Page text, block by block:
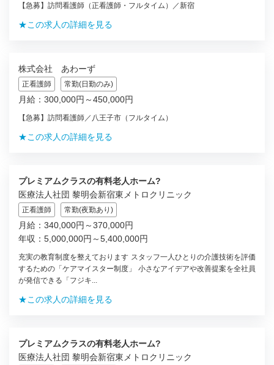
【急募】訪問看護師（正看護師・フルタイム）／新宿
★この求人の詳細を見る
株式会社 あわーず
正看護師 常勤(日勤のみ)
月給：300,000円～450,000円
【急募】訪問看護師／八王子市（フルタイム）
★この求人の詳細を見る
プレミアムクラスの有料老人ホーム?
医療法人社団 黎明会新宿東メトロクリニック
正看護師 常勤(夜勤あり)
月給：340,000円～370,000円
年収：5,000,000円～5,400,000円
充実の教育制度を整えております スタッフ一人ひとりの介護技術を評価
するための「ケアマイスター制度」 小さなアイデアや改善提案を全社員
が発信できる「フジキ...
★この求人の詳細を見る
プレミアムクラスの有料老人ホーム?
医療法人社団 黎明会新宿東メトロクリニック